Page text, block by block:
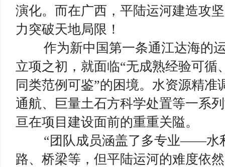
演化。而在广西，平陆运河建造攻
力突破天地局限！
作为新中国第一条通江达海的运
立项之初，就面临“无成熟经验可循
同类范例可鉴”的困境。水资源精
通航、巨量土石方科学处置等一系
亘在项目建设面前的重重关隘。
“团队成员涵盖了多专业——水利
路、桥梁等，但平陆运河的难度依